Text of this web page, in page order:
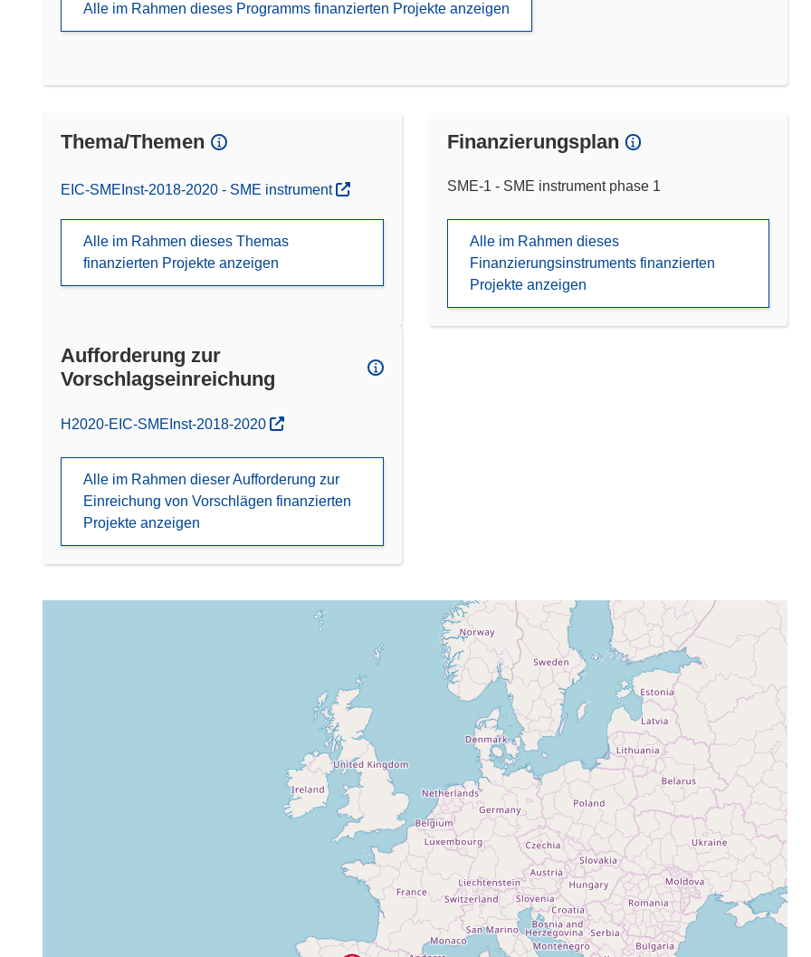
Alle im Rahmen dieses Programms finanzierten Projekte anzeigen
Thema/Themen
EIC-SMEInst-2018-2020 - SME instrument
Alle im Rahmen dieses Themas
finanzierten Projekte anzeigen
Finanzierungsplan
SME-1 - SME instrument phase 1
Alle im Rahmen dieses
Finanzierungsinstruments finanzierten
Projekte anzeigen
Aufforderung zur
Vorschlagseinreichung
(öffnet in neuem Fenster)
H2020-EIC-SMEInst-2018-2020
Alle im Rahmen dieser Aufforderung zur
Einreichung von Vorschlägen finanzierten
Projekte anzeigen